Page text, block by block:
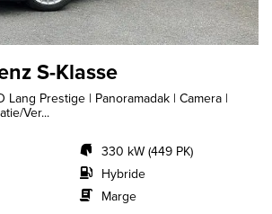
S-Klasse
Lang Prestige | Panoramadak | Camera |
Ver...
330 kW (449 PK)
Hybride
Marge